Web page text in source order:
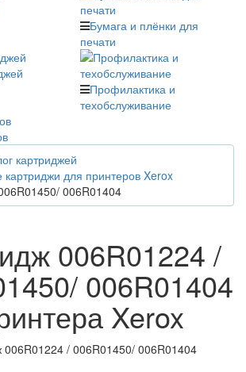
Бумага и плёнки для
печати
Профилактика и
техобслуживание
картриджей
для принтеров Xerox
006R01404
006R01224 /
006R01404
Xerox